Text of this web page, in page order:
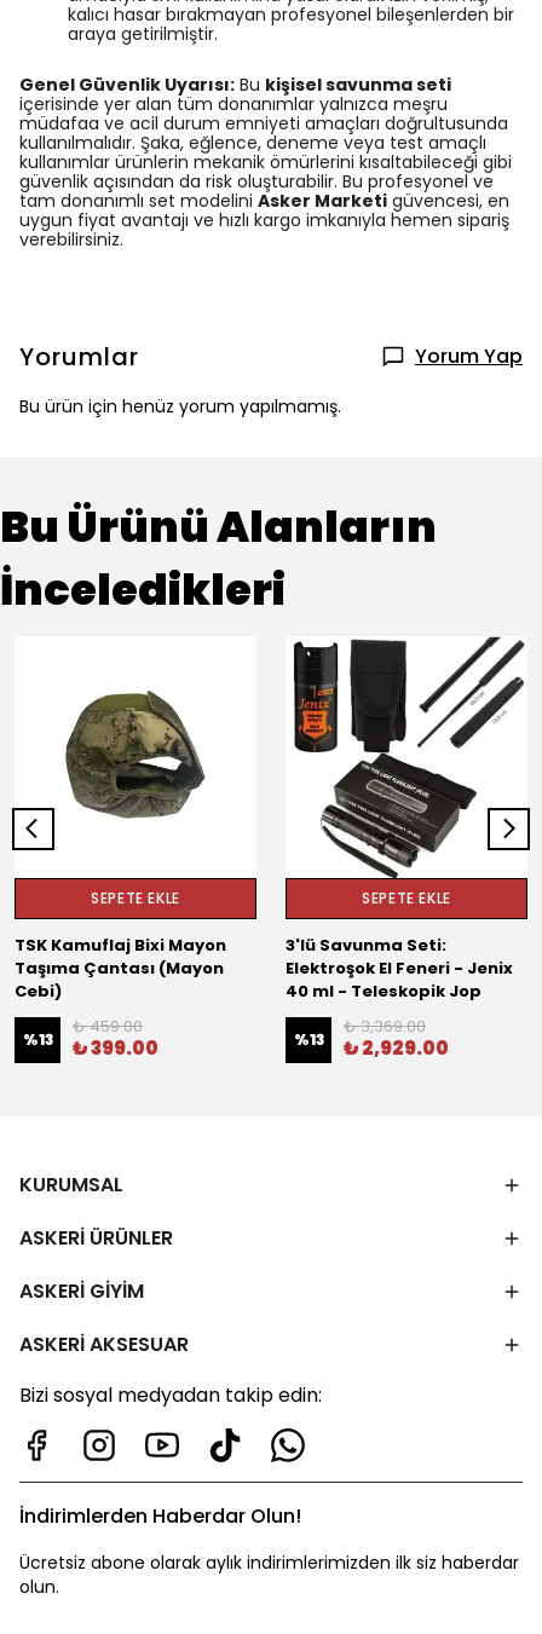
kalıcı hasar bırakmayan profesyonel bileşenlerden bir
araya getirilmiştir.
Genel Güvenlik Uyarısı: Bu kişisel savunma seti
içerisinde yer alan tüm donanımlar yalnızca meşru
müdafaa ve acil durum emniyeti amaçları doğrultusunda
kullanılmalıdır. Şaka, eğlence, deneme veya test amaçlı
kullanımlar ürünlerin mekanik ömürlerini kısaltabileceği gibi
güvenlik açısından da risk oluşturabilir. Bu profesyonel ve
tam donanımlı set modelini Asker Marketi güvencesi, en
uygun fiyat avantajı ve hızlı kargo imkanıyla hemen sipariş
verebilirsiniz.
Yorumlar Yorum Yap
Bu ürün için henüz yorum yapılmamış.
Bu Ürünü Alanların
İnceledikleri
SEPETE EKLE
TSK Kamuflaj Bixi Mayon
Taşıma Çantası (Mayon
Cebi)
%13
₺ 459.00
₺ 399.00
SEPETE EKLE
3'lü Savunma Seti:
Elektroşok El Feneri - Jenix
40 ml - Teleskopik Jop
%13
₺ 3,369.00
₺ 2,929.00
KURUMSAL
ASKERİ ÜRÜNLER
ASKERİ GİYİM
ASKERİ AKSESUAR
Bizi sosyal medyadan takip edin:
İndirimlerden Haberdar Olun!
Ücretsiz abone olarak aylık indirimlerimizden ilk siz haberdar
olun.